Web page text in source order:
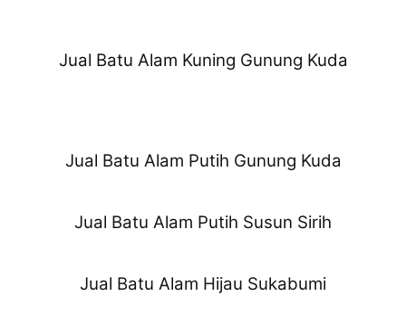
Jual Batu Alam Kuning Gunung Kuda
Jual Batu Alam Putih Gunung Kuda
Jual Batu Alam Putih Susun Sirih
Jual Batu Alam Hijau Sukabumi